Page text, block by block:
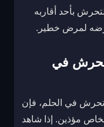
بأحد أقاربه
لمرض خطير.
في
في الحلم، فإن
مؤذين. إذا شاهد